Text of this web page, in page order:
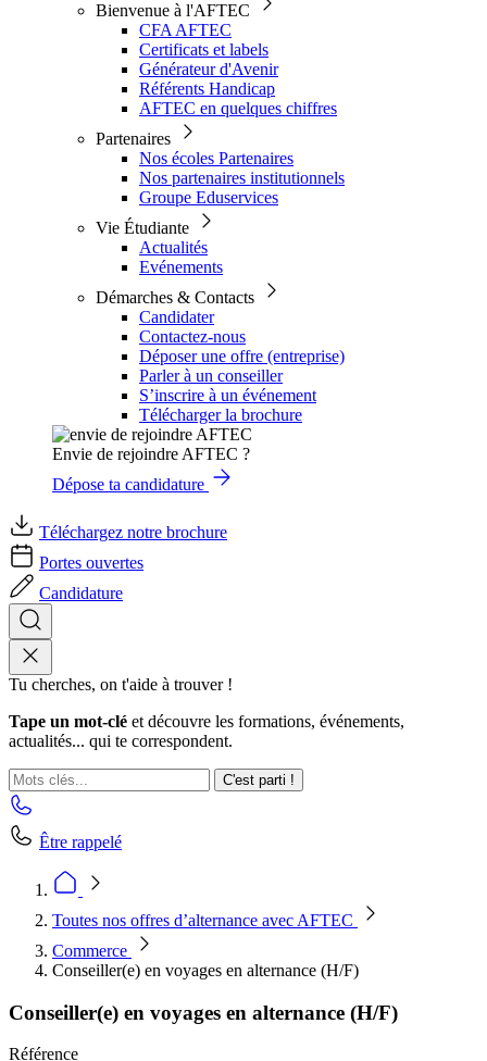
Bienvenue à l'AFTEC
CFA AFTEC
Certificats et labels
Générateur d'Avenir
Référents Handicap
AFTEC en quelques chiffres
Partenaires
Nos écoles Partenaires
Nos partenaires institutionnels
Groupe Eduservices
Vie Étudiante
Actualités
Evénements
Démarches & Contacts
Candidater
Contactez-nous
Déposer une offre (entreprise)
Parler à un conseiller
S’inscrire à un événement
Télécharger la brochure
Envie de rejoindre AFTEC ?
Dépose ta candidature
Téléchargez notre brochure
Portes ouvertes
Candidature
Tu cherches, on t'aide à trouver !
Tape un mot-clé et découvre les formations, événements,
actualités... qui te correspondent.
C'est parti !
Être rappelé
Toutes nos offres d’alternance avec AFTEC
Commerce
Conseiller(e) en voyages en alternance (H/F)
Conseiller(e) en voyages en alternance (H/F)
Référence